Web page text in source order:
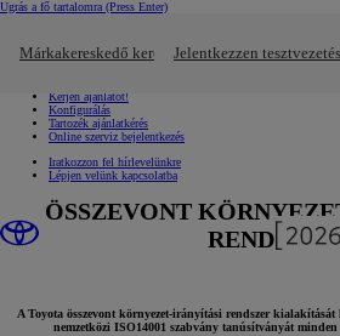
Ugrás a fő tartalomra (Press Enter)
Márkakereskedő kereséseJelentkezzen
Gyors linkek Kattintson ide a bezáráshoz
Kérjen ajánlatot!
Konfigurálás
Tartozék ajánlatkérés
Online szerviz bejelentkezés
Iratkozzon fel hírlevelünkre
Lépjen velünk kapcsolatba
ÖSSZEVONT
RENDSZER
A Toyota összevont környezet-irányítási rendszer
nemzetközi ISO14001 szabvány tanúsítványát